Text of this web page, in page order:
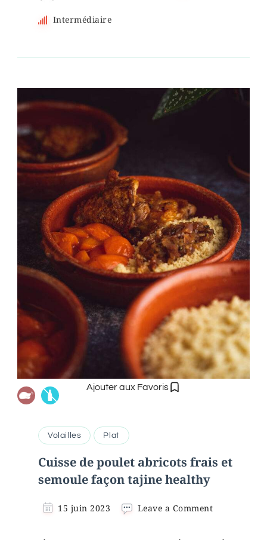
Intermédiaire
Ajouter aux Favoris
Volailles Plat
Cuisse de poulet abricots frais et
semoule façon tajine healthy
15 juin 2023 Leave a Commenton